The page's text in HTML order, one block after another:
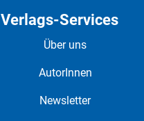
Verlags-Services
Über uns
AutorInnen
Newsletter